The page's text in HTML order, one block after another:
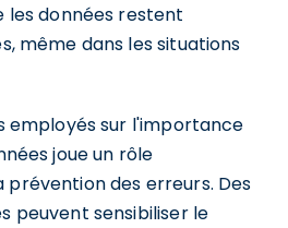
les données restent
même dans les situations
employés sur l'importance
joue un rôle
des erreurs. Des
peuvent sensibiliser le